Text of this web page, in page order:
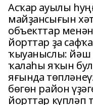
Асҡар ауылы
майҙансығын
объекттар
йорттар ҙа
ҡыуаныслы: йәш
ҡалаһы яҡын
яғында
бөгөн район
йорттар күпләп